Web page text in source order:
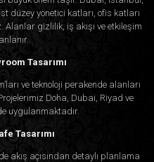
düzey yönetici katları, ofis katları
gizlilik, iş akışı ve etkileşim
Tasarımı
ve teknoloji perakende alanları
Doha, Dubai, Riyad ve
uygulanmaktadır.
Tasarımı
akış açısından detaylı planlama